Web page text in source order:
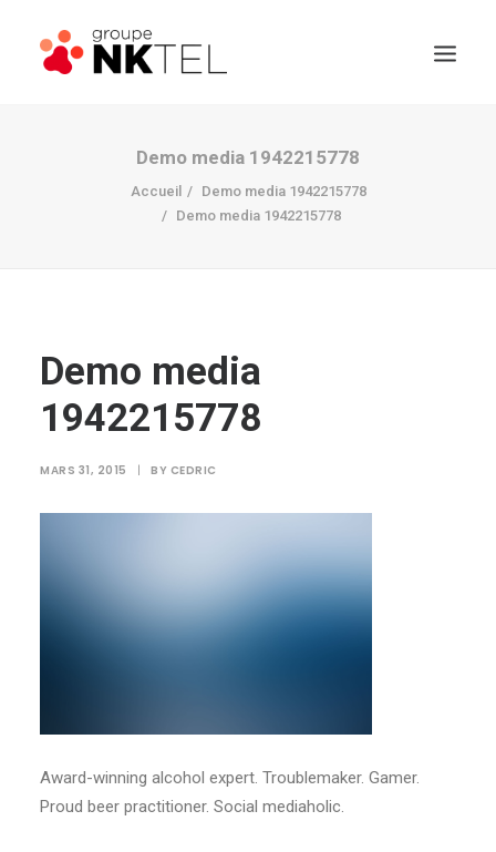
Demo media 1942215778
Accueil
Demo media 1942215778
Demo media 1942215778
Demo media
1942215778
MARS 31, 2015 | BY CEDRIC
Award-winning alcohol expert. Troublemaker. Gamer.
Proud beer practitioner. Social mediaholic.